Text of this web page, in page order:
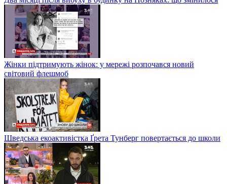
Жінки підтримують жінок: у мережі розпочався новий
світовий флешмоб
Шведська екоактивістка Ґрета Тунберг повертається до школи